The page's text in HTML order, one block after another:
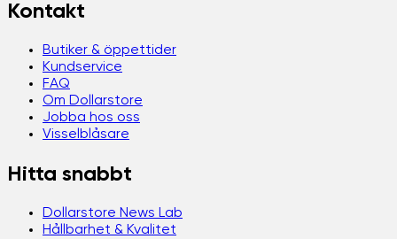
Kontakt
Butiker & öppettider
Kundservice
FAQ
Om Dollarstore
Jobba hos oss
Visselblåsare
Hitta snabbt
Dollarstore News Lab
Hållbarhet & Kvalitet